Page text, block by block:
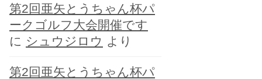
第2回亜矢とうちゃん杯パ
ークゴルフ大会開催です
に シュウジロウ より
第2回亜矢とうちゃん杯パ